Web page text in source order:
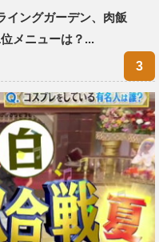
イングガーデン、肉飯
メニューは？...